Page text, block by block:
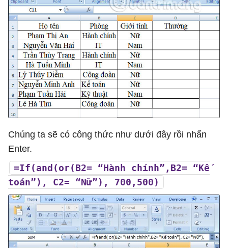
Chúng ta sẽ có công thức như dưới đây rồi nhấn
Enter.
=If(and(or(B2= “Hành chính”,B2= “Kế
toán”), C2= “Nữ”), 700,500)